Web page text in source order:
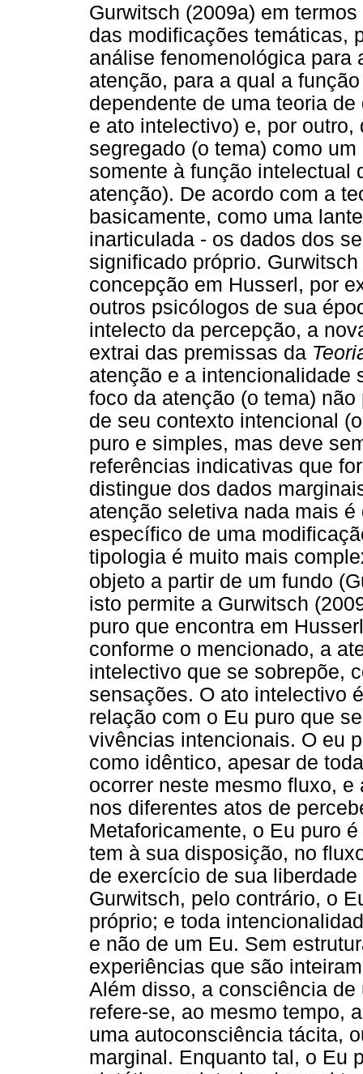
Gurwitsch (2009a) em
das modificações temáticas,
análise fenomenológica para
atenção, para a qual a
dependente de uma teoria
e ato intelectivo) e, por
segregado (o tema) como
somente à função intelectual
atenção). De acordo com a
basicamente, como uma
inarticulada - os dados dos
significado próprio.
concepção em Husserl, por
outros psicólogos de sua
intelecto da percepção, a
extrai das premissas da
atenção e a intencionalidade
foco da atenção (o tema)
de seu contexto intencional
puro e simples, mas deve
referências indicativas que
distingue dos dados
atenção seletiva nada mais
específico de uma
tipologia é muito mais
objeto a partir de um fundo
isto permite a Gurwitsch
puro que encontra em
conforme o mencionado, a
intelectivo que se sobrepõe,
sensações. O ato intelectivo
relação com o Eu puro que
vivências intencionais. O eu
como idêntico, apesar de
ocorrer neste mesmo fluxo,
nos diferentes atos de
Metaforicamente, o Eu puro
tem à sua disposição, no
de exercício de sua
Gurwitsch, pelo contrário, o
próprio; e toda
e não de um Eu. Sem
experiências que são
Além disso, a consciência
refere-se, ao mesmo tempo,
uma autoconsciência tácita,
marginal. Enquanto tal, o Eu